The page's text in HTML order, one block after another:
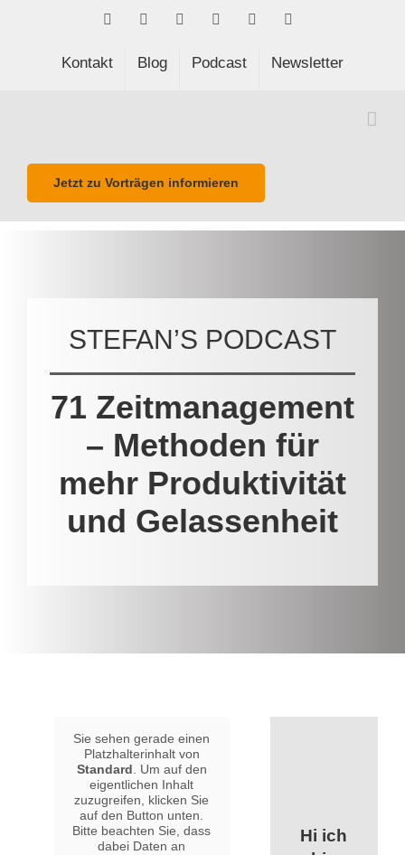
FacebookLinkedIn Spotify
Kontakt Blog Podcast Newsletter
Jetzt zu Vorträgen informieren
STEFAN’S PODCAST
71 Zeitmanagement
– Methoden für
mehr Produktivität
und Gelassenheit
Sie sehen gerade einen
Platzhalterinhalt von
Standard . Um auf den
eigentlichen Inhalt
zuzugreifen, klicken Sie
auf den Button unten.
Bitte beachten Sie, dass
dabei Daten an
Hi ich